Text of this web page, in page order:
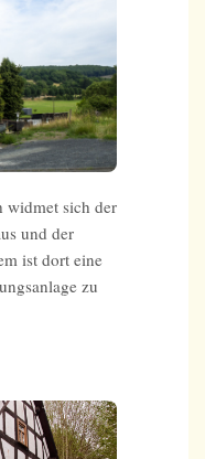
widmet sich der
und der
ist dort eine
zu